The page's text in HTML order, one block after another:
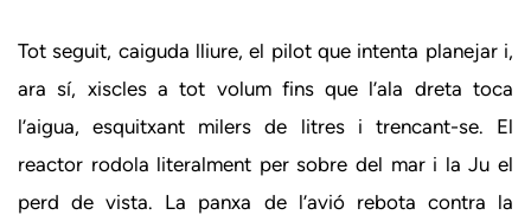
Tot seguit, caiguda lliure, el pilot que intenta planejar i,
ara sí, xiscles a tot volum fins que l’ala dreta toca
l’aigua, esquitxant milers de litres i trencant-se. El
reactor rodola literalment per sobre del mar i la Ju el
perd de vista. La panxa de l’avió rebota contra la